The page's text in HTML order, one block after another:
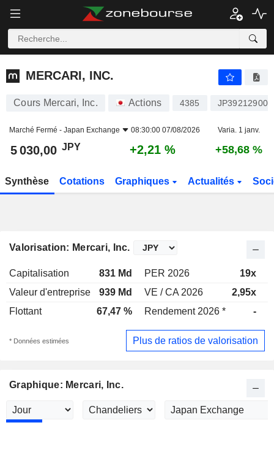
MERCARI, INC.
MERCARI, INC.
Cours Mercari, Inc. Actions 4385
Marché Fermé - Japan Exchange 08:30:00 07/08/2026 Varia. 1 janv.
5 030,00 JPY +2,21 % +58,68 %
Synthèse Cotations Graphiques Actualités
Valorisation: Mercari, Inc.
Capitalisation 831 Md PER 2026 19x
Valeur d'entreprise
939 Md VE / CA 2026 2,95x
Flottant
67,47 % Rendement 2026 * -
* Données estimées Plus de ratios de valorisation
Graphique: Mercari, Inc.